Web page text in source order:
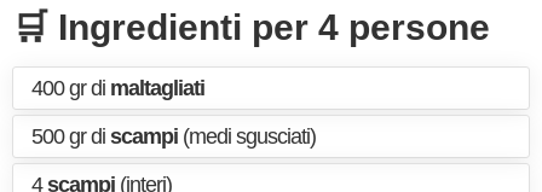
🛒 Ingredienti per 4 persone
400 gr di maltagliati
500 gr di scampi (medi sgusciati)
4scampi (interi)